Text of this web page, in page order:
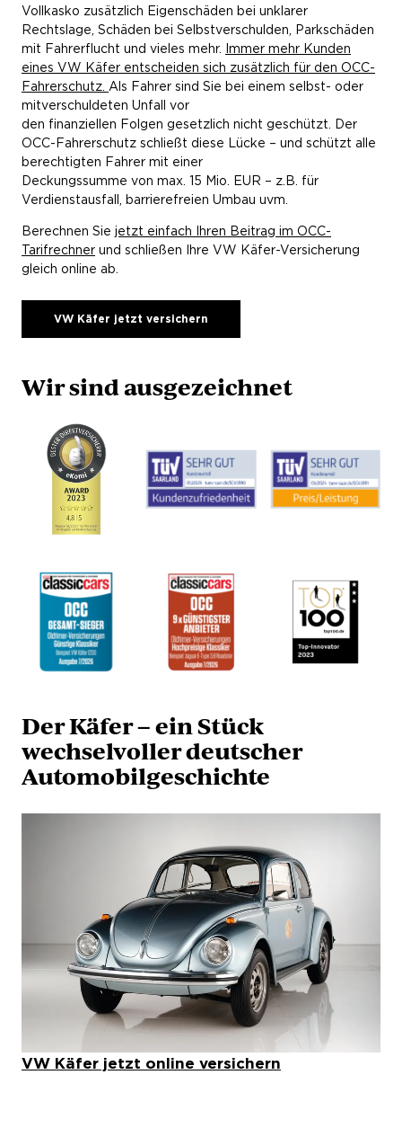
Vollkasko zusätzlich Eigenschäden bei unklarer
Rechtslage, Schäden bei Selbstverschulden, Parkschäden
mit Fahrerflucht und vieles mehr.
Immer mehr Kunden
eines VW Käfer entscheiden sich zusätzlich für den OCC-
Fahrerschutz. Als Fahrer sind Sie bei einem selbst- oder
mitverschuldeten Unfall vor
den finanziellen Folgen gesetzlich nicht geschützt. Der
OCC-Fahrerschutz schließt diese Lücke – und schützt alle
berechtigten Fahrer mit einer
Deckungssumme von max. 15 Mio. EUR – z.B. für
Verdienstausfall, barrierefreien Umbau uvm.
Berechnen Sie jetzt einfach Ihren Beitrag im OCC-
Tarifrechner und schließen Ihre VW Käfer-Versicherung
gleich online ab.
VW Käfer jetzt versichern
Wir sind ausgezeichnet
Der Käfer – ein Stück
wechselvoller deutscher
Automobilgeschichte
VW Käfer jetzt online versichern